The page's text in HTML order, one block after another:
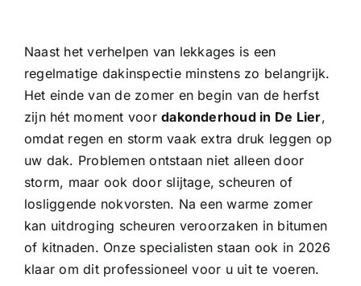
Naast het verhelpen van lekkages is een
regelmatige dakinspectieminstens zo belangrijk.
Het einde van de zomer en begin van de herfst
zijn hét moment voordakonderhoud in De Lier,
omdat regen en storm vaak extra druk leggen op
uw dak. Problemen ontstaan niet alleen door
storm, maar ook door slijtage, scheuren of
losliggende nokvorsten. Na een warme zomer
kan uitdroging scheuren veroorzaken in bitumen
of kitnaden. Onze specialisten staan ook in 2026
klaar om dit professioneel voor u uit te voeren.